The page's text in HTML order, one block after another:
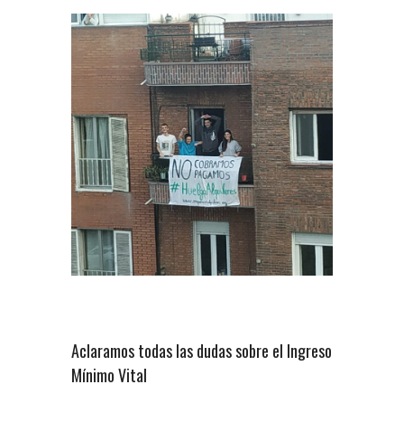
Aclaramos todas las dudas sobre el Ingreso
Mínimo Vital